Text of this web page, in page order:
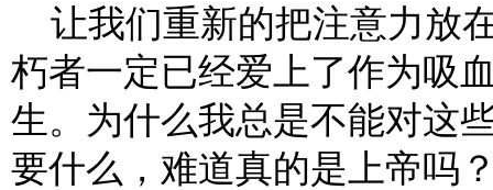
让我们重新的把注意力放
朽者一定已经爱上了作为吸
生。为什么我总是不能对这
要什么，难道真的是上帝吗